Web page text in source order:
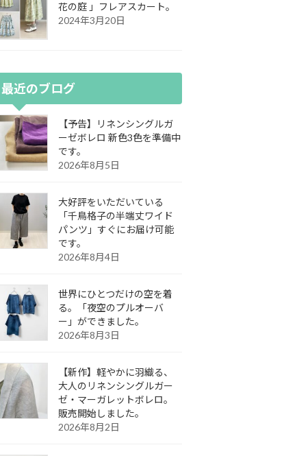
花の庭 」フレアスカート。
2024年3月20日
最近のブログ
【予告】リネンシングルガ
ーゼボレロ 新色3色を準備中
です。
2026年8月5日
大好評をいただいている
「千鳥格子の半端丈ワイド
パンツ」すぐにお届け可能
です。
2026年8月4日
世界にひとつだけの空を着
る。「夜空のプルオーバ
ー」ができました。
2026年8月3日
【新作】軽やかに羽織る、
大人のリネンシングルガー
ゼ・マーガレットボレロ。
販売開始しました。
2026年8月2日